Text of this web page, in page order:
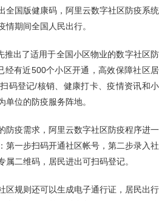
全国版健康码，阿里云数字社区防疫系统
期间全国人民出行。
推出了适用于全国小区物业的数字社区防
经有近500个小区开通，高效保障社区居
码登记/核销、健康打卡、疫情资讯和小
单位的防疫服务阵地。
防疫需求，阿里云数字社区防疫程序进一
第一步扫码开通社区帐号，第二步录入社
属二维码，居民进出可扫码登记。
区规则还可以生成电子通行证，居民出行